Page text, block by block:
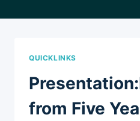
QUICKLINKS
from Five